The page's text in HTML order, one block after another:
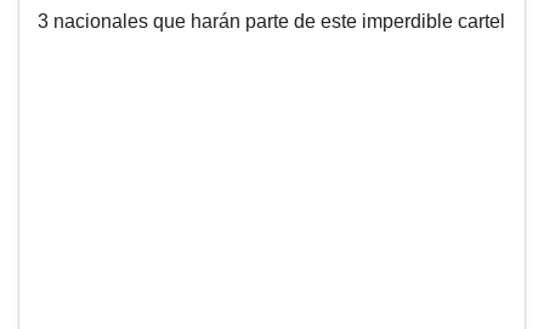
3 nacionales que harán parte de este imperdible cartel